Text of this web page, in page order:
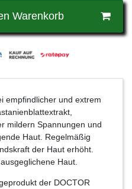
Warenkorb
empfindlicher und extrem
mildern Spannungen und
Haut. Regelmäßig
der Haut erhöht.
Haut.
der DOCTOR